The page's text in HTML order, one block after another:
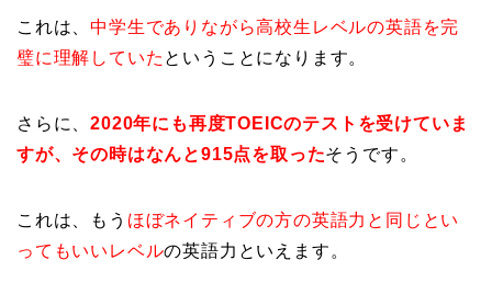
これは、中学生でありながら高校生レベルの英語を完
璧に理解していた ということになります。
さらに、2020年にも再度TOEICのテストを受けていま
すが、その時はなんと915点を取ったそうです。
これは、もう ほぼネイティブの方の英語力と同じとい
ってもいいレベルの英語力といえます。